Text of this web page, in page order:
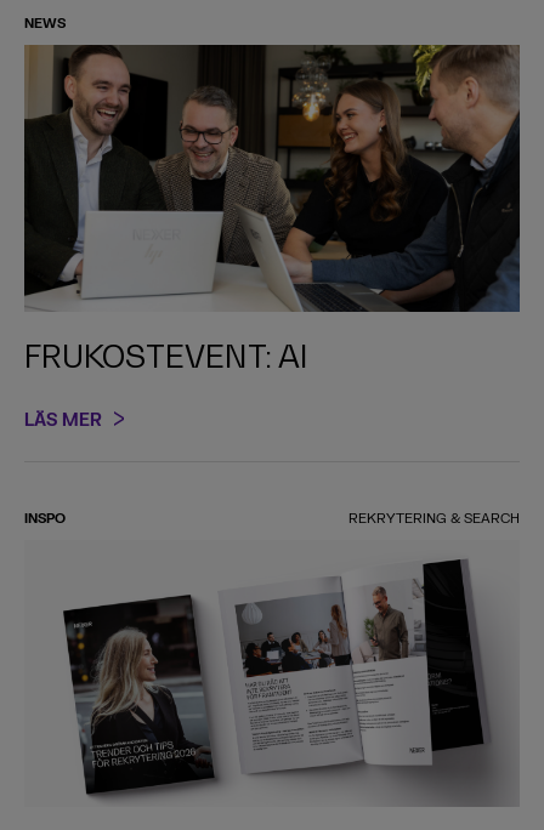
NEWS
FRUKOSTEVENT: AI
LÄS MER
INSPO REKRYTERING & SEARCH